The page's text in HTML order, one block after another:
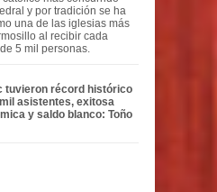
y por tradición se ha
una de las iglesias más
al recibir cada
5 mil personas.
tuvieron récord histórico
asistentes, exitosa
y saldo blanco: Toño